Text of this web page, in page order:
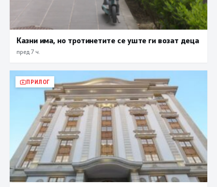
Казни има, но тротинетите се уште ги возат деца
пред 7 ч.
ПРИЛОГ